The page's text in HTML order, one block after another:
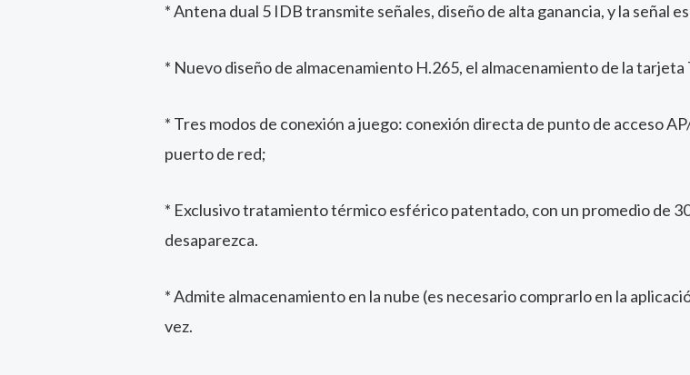
* Antena dual 5 IDB transmite señales, diseño de alta ganancia, y la señal
* Nuevo diseño de almacenamiento H.265, el almacenamiento de la
* Tres modos de conexión a juego: conexión directa de punto de acceso
puerto de red;
* Exclusivo tratamiento térmico esférico patentado, con un promedio de
desaparezca.
* Admite almacenamiento en la nube (es necesario comprarlo en la
vez.